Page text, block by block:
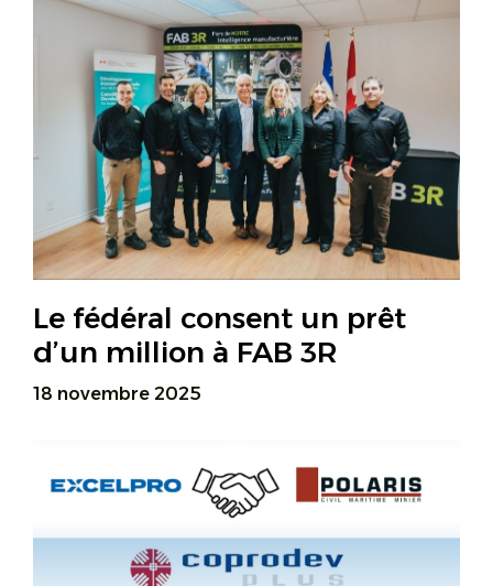
Le fédéral consent un prêt
d’un million à FAB 3R
18 novembre 2025